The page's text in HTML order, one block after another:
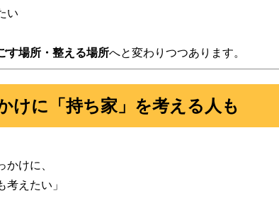
い
す場所・整える場所へと変わりつつあります。
けに「持ち家」を考える人も
けに、
考えたい」